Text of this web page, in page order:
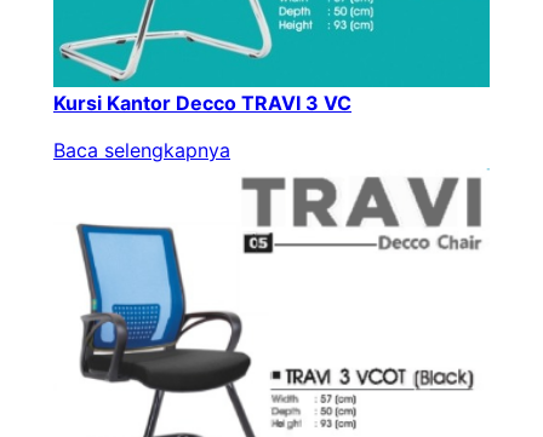
Kursi Kantor Decco TRAVI 3 VC
Baca selengkapnya